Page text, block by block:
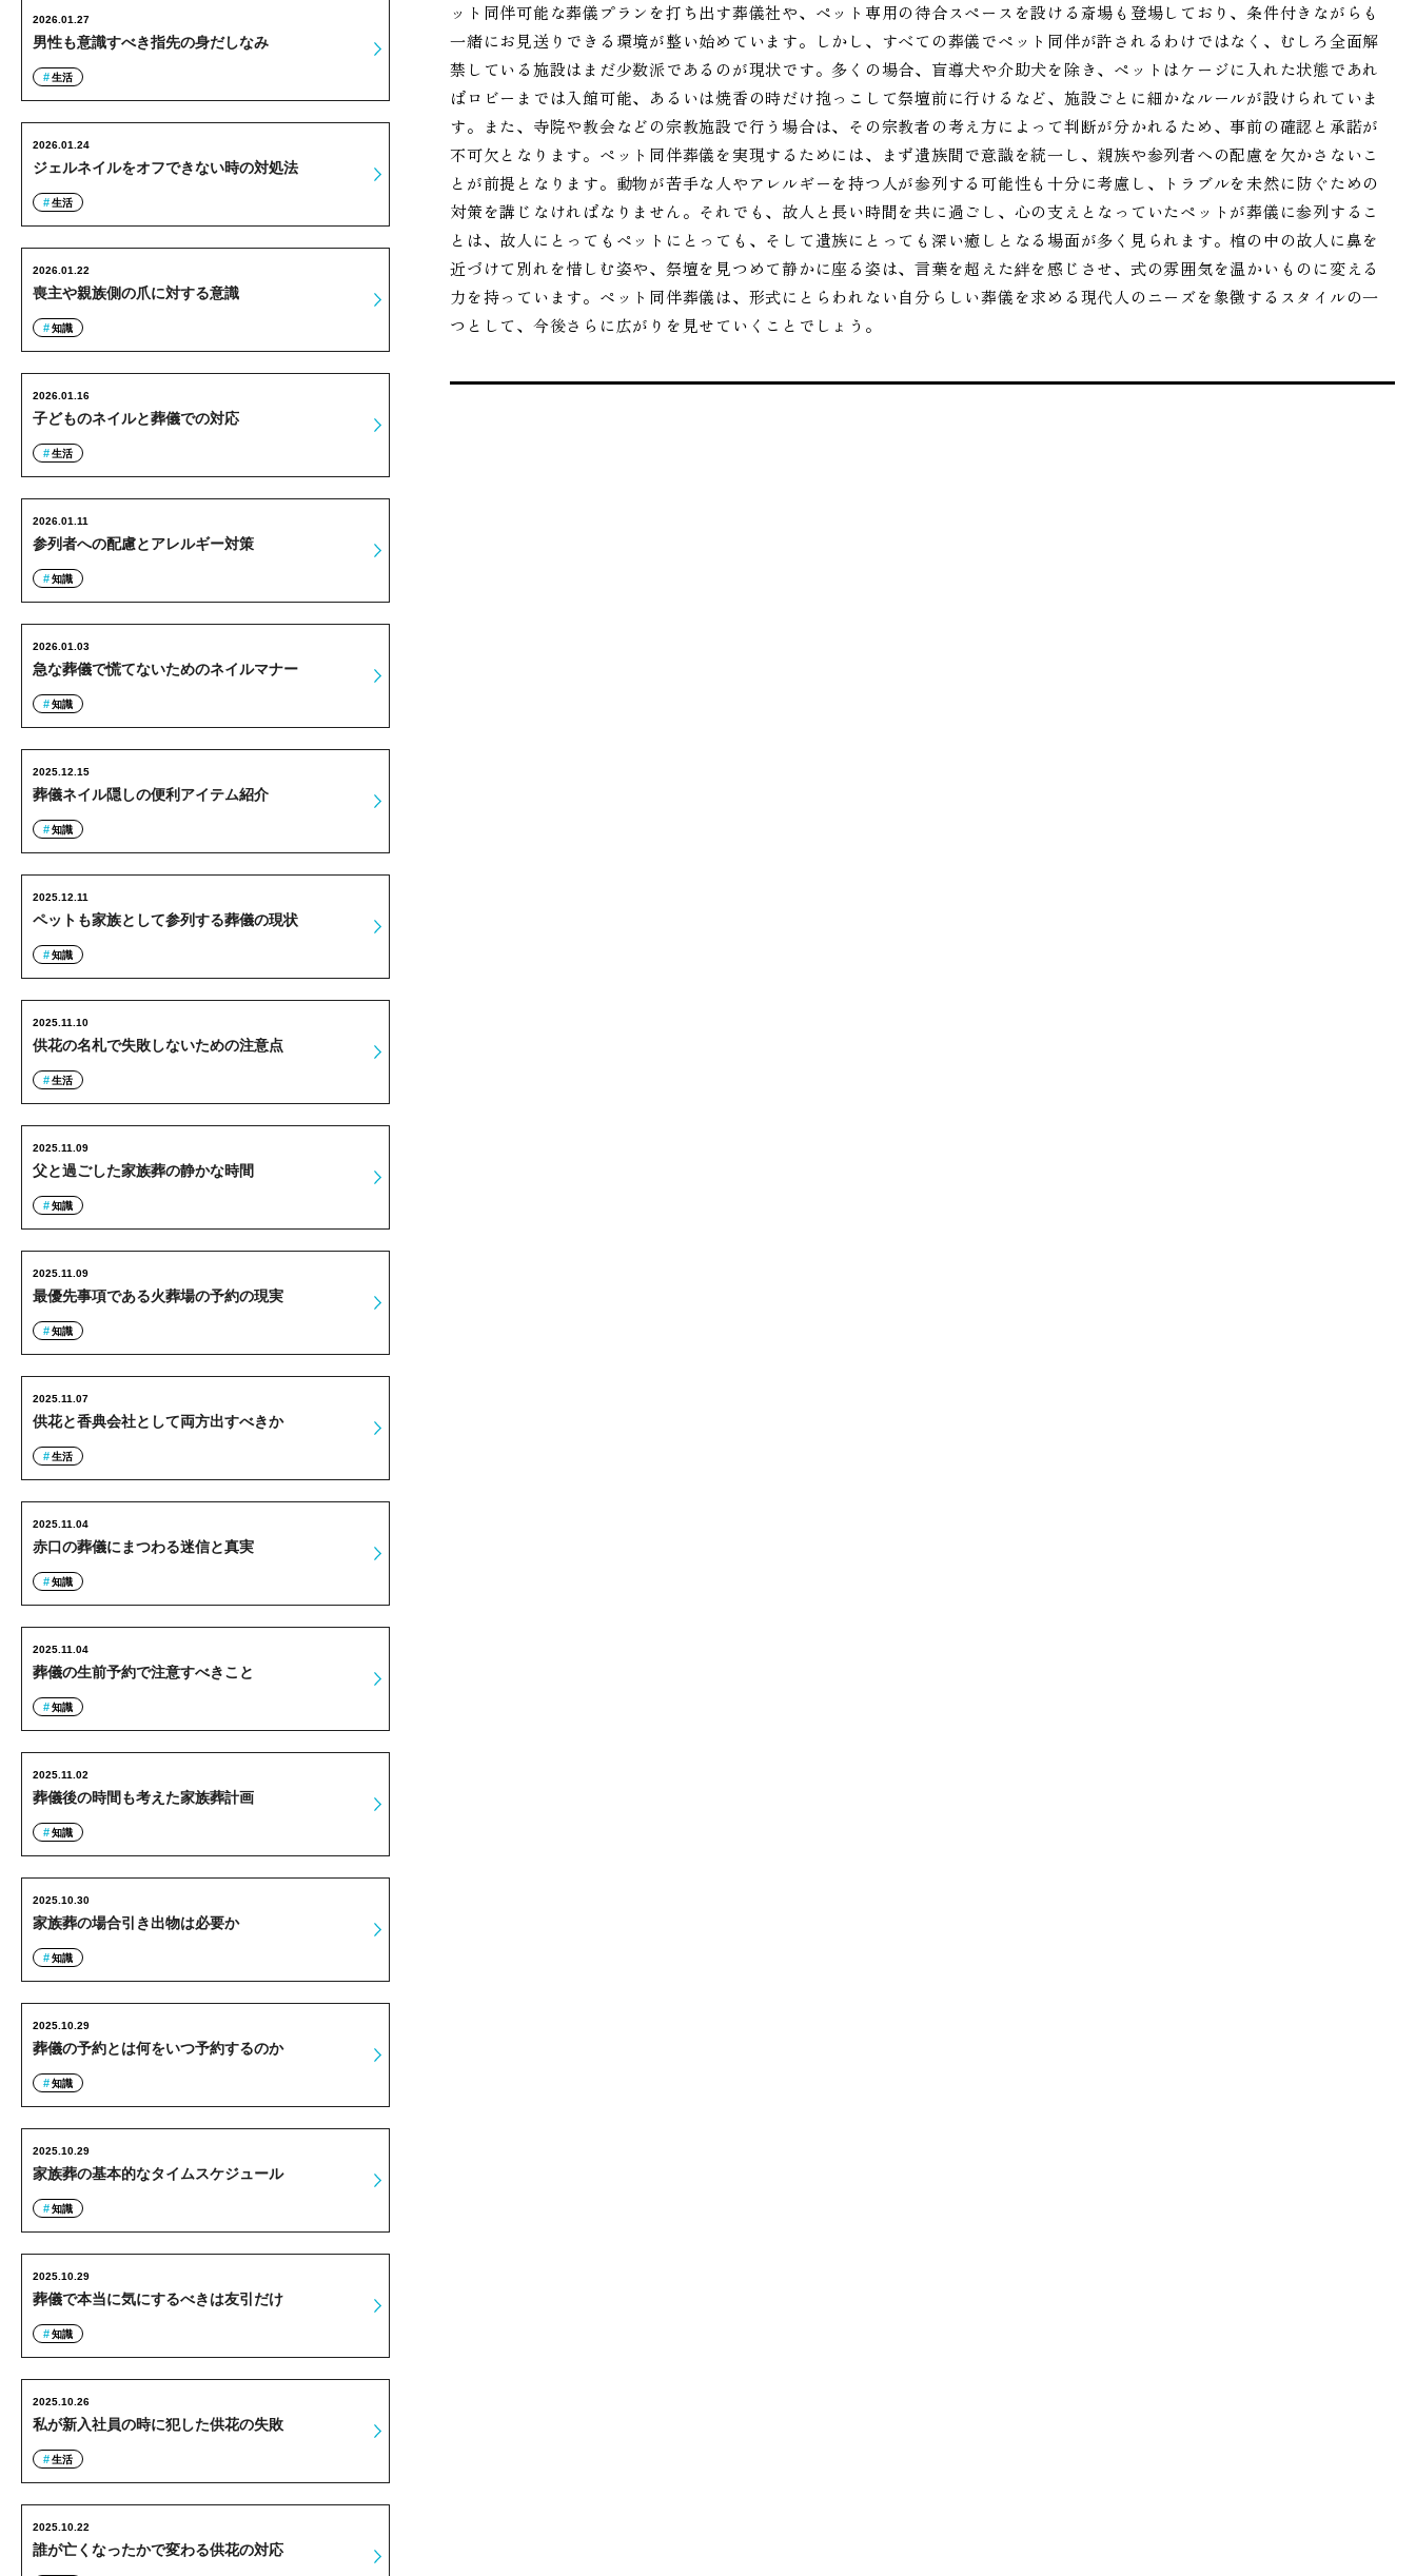
ット同伴可能な葬儀プランを打ち出す葬儀社や、ペット専用の待合スペースを設ける斎場も登場しており、条件付きながらも
一緒にお見送りできる環境が整い始めています。しかし、すべての葬儀でペット同伴が許されるわけではなく、むしろ全面解
禁している施設はまだ少数派であるのが現状です。多くの場合、盲導犬や介助犬を除き、ペットはケージに入れた状態であれ
ばロビーまでは入館可能、あるいは焼香の時だけ抱っこして祭壇前に行けるなど、施設ごとに細かなルールが設けられていま
す。また、寺院や教会などの宗教施設で行う場合は、その宗教者の考え方によって判断が分かれるため、事前の確認と承諾が
不可欠となります。ペット同伴葬儀を実現するためには、まず遺族間で意識を統一し、親族や参列者への配慮を欠かさないこ
とが前提となります。動物が苦手な人やアレルギーを持つ人が参列する可能性も十分に考慮し、トラブルを未然に防ぐための
対策を講じなければなりません。それでも、故人と長い時間を共に過ごし、心の支えとなっていたペットが葬儀に参列するこ
とは、故人にとってもペットにとっても、そして遺族にとっても深い癒しとなる場面が多く見られます。棺の中の故人に鼻を
近づけて別れを惜しむ姿や、祭壇を見つめて静かに座る姿は、言葉を超えた絆を感じさせ、式の雰囲気を温かいものに変える
力を持っています。ペット同伴葬儀は、形式にとらわれない自分らしい葬儀を求める現代人のニーズを象徴するスタイルの一
つとして、今後さらに広がりを見せていくことでしょう。
男性も意識すべき指先の身だしなみ
2026.01.27
生活
ジェルネイルをオフできない時の対処法
2026.01.24
生活
喪主や親族側の爪に対する意識
2026.01.22
知識
子どものネイルと葬儀での対応
2026.01.16
生活
参列者への配慮とアレルギー対策
2026.01.11
知識
急な葬儀で慌てないためのネイルマナー
2026.01.03
知識
葬儀ネイル隠しの便利アイテム紹介
2025.12.15
知識
ペットも家族として参列する葬儀の現状
2025.12.11
知識
供花の名札で失敗しないための注意点
2025.11.10
生活
父と過ごした家族葬の静かな時間
2025.11.09
知識
最優先事項である火葬場の予約の現実
2025.11.09
知識
供花と香典会社として両方出すべきか
2025.11.07
生活
赤口の葬儀にまつわる迷信と真実
2025.11.04
知識
葬儀の生前予約で注意すべきこと
2025.11.04
知識
葬儀後の時間も考えた家族葬計画
2025.11.02
知識
家族葬の場合引き出物は必要か
2025.10.30
知識
葬儀の予約とは何をいつ予約するのか
2025.10.29
知識
家族葬の基本的なタイムスケジュール
2025.10.29
知識
葬儀で本当に気にするべきは友引だけ
2025.10.29
知識
私が新入社員の時に犯した供花の失敗
2025.10.26
生活
誰が亡くなったかで変わる供花の対応
2025.10.22